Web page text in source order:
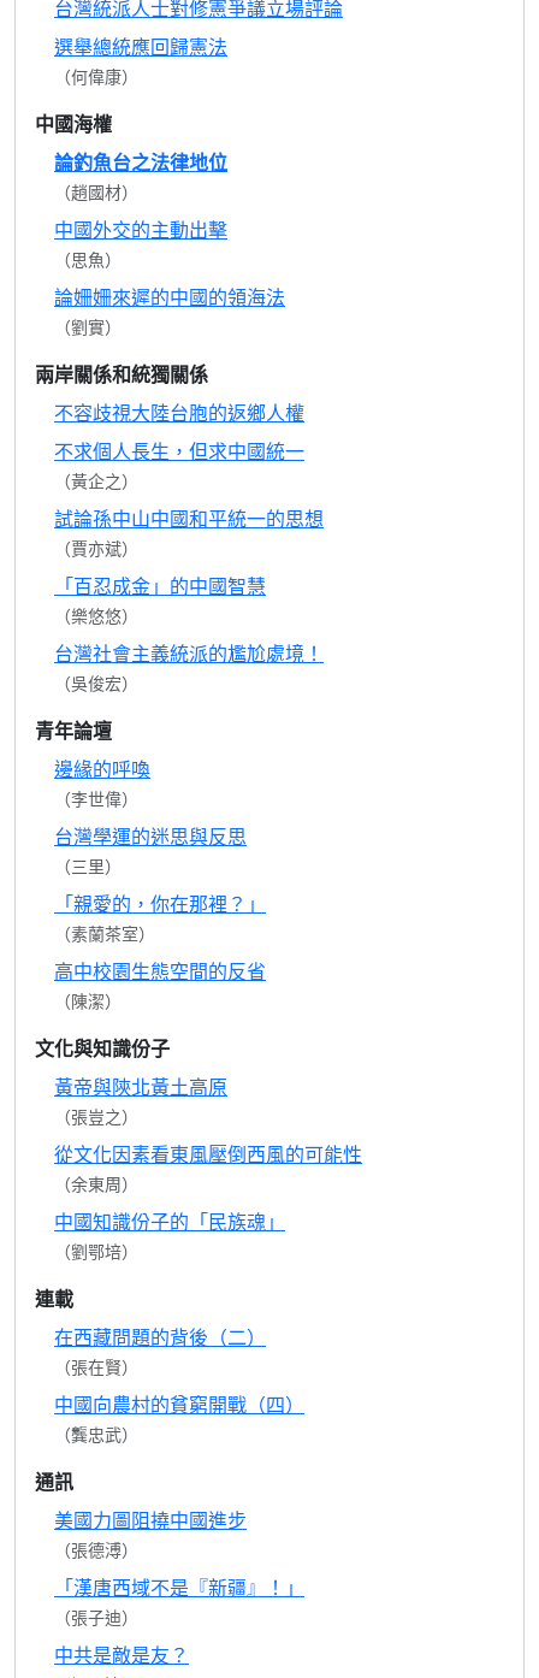
台灣統派人士對修憲爭議立場評論
選舉總統應回歸憲法
（何偉康）
中國海權
論釣魚台之法律地位
（趙國材）
中國外交的主動出擊
（思魚）
論姍姍來遲的中國的領海法
（劉實）
兩岸關係和統獨關係
不容歧視大陸台胞的返鄉人權
不求個人長生，但求中國統一
（黃企之）
試論孫中山中國和平統一的思想
（賈亦斌）
「百忍成金」的中國智慧
（樂悠悠）
台灣社會主義統派的尷尬處境！
（吳俊宏）
青年論壇
邊緣的呼喚
（李世偉）
台灣學運的迷思與反思
（三里）
「親愛的，你在那裡？」
（素蘭茶室）
高中校園生態空間的反省
（陳潔）
文化與知識份子
黃帝與陝北黃土高原
（張豈之）
從文化因素看東風壓倒西風的可能性
（余東周）
中國知識份子的「民族魂」
（劉鄂培）
連載
在西藏問題的背後（二）
（張在賢）
中國向農村的貧窮開戰（四）
（龔忠武）
通訊
美國力圖阻撓中國進步
（張德溥）
「漢唐西域不是『新疆』！」
（張子迪）
中共是敵是友？